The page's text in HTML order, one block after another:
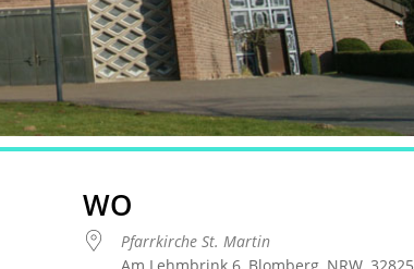
WO
Pfarrkirche St. Martin